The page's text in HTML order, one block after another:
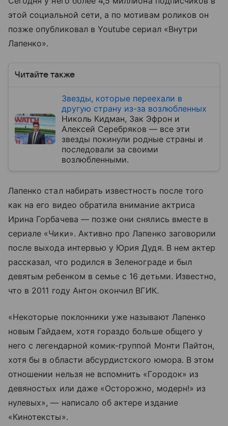
этой социальной сети, а по мотивам роликов он
позже опубликовал в Youtube сериал «Внутри
Лапенко».
Читайте также
Звезды, которые переехали в
другую страну из-за возлюбленных
Николь Кидман, Зак Эфрон и
Алексей Серебряков — все эти
звезды покинули родные страны и
последовали за своими
возлюбленными.
Лапенко стал набирать известность после того
как на его видео обратила внимание актриса
Ирина Горбачева — позже они снялись вместе в
сериале «Чики». Активно про Лапенко заговорили
после выхода интервью у Юрия Дудя. В нем актер
рассказал, что родился в Зеленограде и был
девятым ребенком в семье с 16 детьми. Известно,
что в 2011 году Антон окончил ВГИК.
«Некоторые поклонники уже называют Лапенко
новым Гайдаем, хотя гораздо больше общего у
него с легендарной комик-группой Монти Пайтон,
хотя бы в области абсурдистского юмора. В этом
отношении нельзя не вспомнить «Городок» из
девяностых или даже «Осторожно, модерн!» из
нулевых», — написало об актере издание
«Кинотексты».